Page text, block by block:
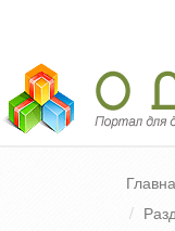
Педагогический